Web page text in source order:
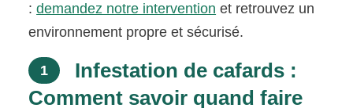
:demandez notre intervention et retrouvez un
environnement propre et sécurisé.
1
Infestation de cafards :
Comment savoir quand faire